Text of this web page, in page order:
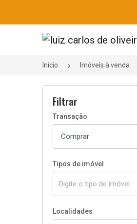
Página inicial
Início Imóveis à venda
Filtrar
Transação
Tipos de imóvel
Localidades